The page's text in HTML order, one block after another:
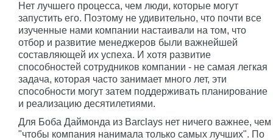
Нет лучшего процесса, чем люди, которые могут
запустить его. Поэтому не удивительно, что почти все
изученные нами компании настаивали на том, что
отбор и развитие менеджеров были важнейшей
составляющей их успеха. И хотя развитие
способностей сотрудников компании - не самая легкая
задача, которая часто занимает много лет, эти
способности могут затем поддерживать планирование
и реализацию десятилетиями.
Для Боба Даймонда из Barclays нет ничего важнее, чем
"чтобы компания нанимала только самых лучших". По